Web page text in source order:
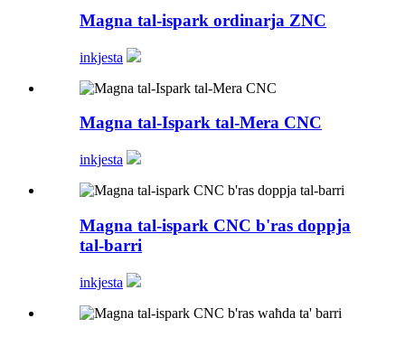
Magna tal-ispark ordinarja ZNC
inkjesta
Magna tal-Ispark tal-Mera CNC
inkjesta
Magna tal-ispark CNC b'ras doppja
tal-barri
inkjesta